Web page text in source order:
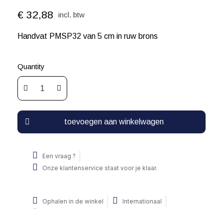
€ 32,88 incl. btw
Handvat PMSP32 van 5 cm in ruw brons
Quantity
toevoegen aan winkelwagen
Een vraag ?
Onze klantenservice staat voor je klaar.
Ophalen in de winkel
Internationaal